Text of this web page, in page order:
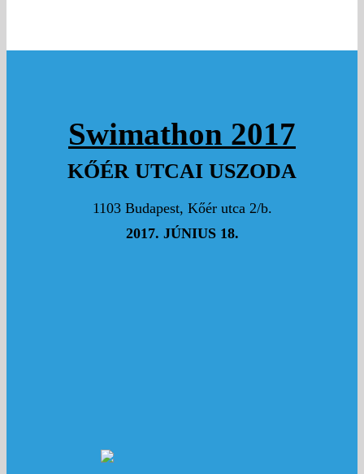
Zsiffin
Swimathon 2017
KŐÉR UTCAI USZODA
1103 Budapest, Kőér utca 2/b.
2017. JÚNIUS 18.